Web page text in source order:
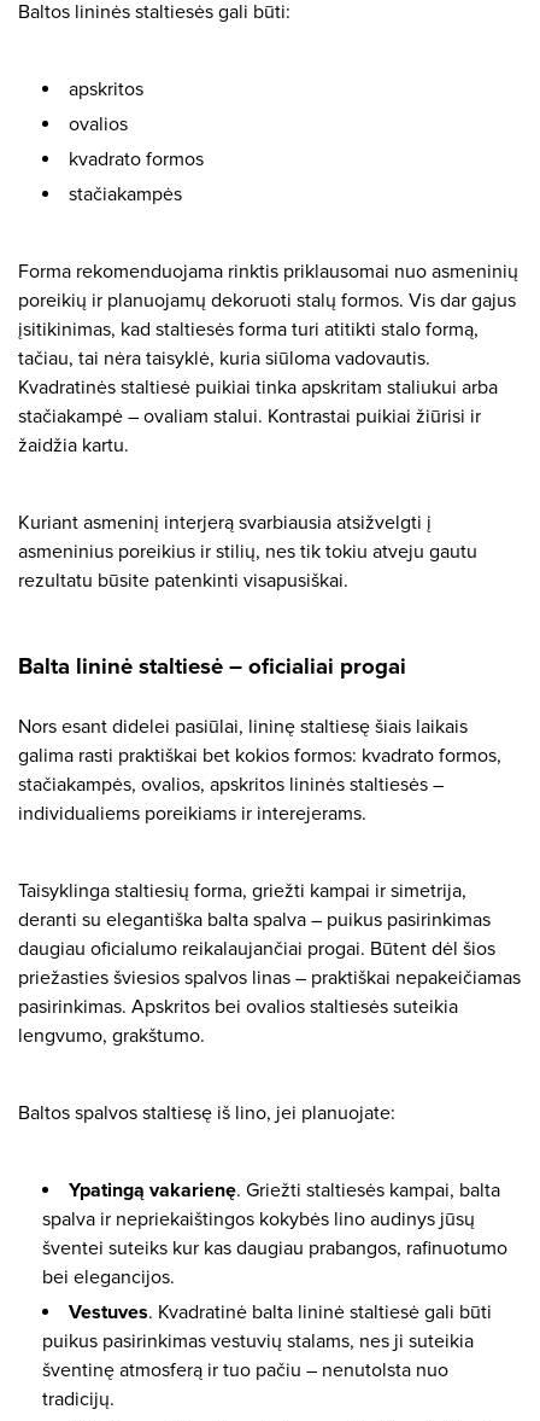
Baltos lininės staltiesės gali būti:
apskritos
ovalios
kvadrato formos
stačiakampės
Forma rekomenduojama rinktis priklausomai nuo asmeninių
poreikių ir planuojamų dekoruoti stalų formos. Vis dar gajus
įsitikinimas, kad staltiesės forma turi atitikti stalo formą,
tačiau, tai nėra taisyklė, kuria siūloma vadovautis.
Kvadratinės staltiesė puikiai tinka apskritam staliukui arba
stačiakampė – ovaliam stalui. Kontrastai puikiai žiūrisi ir
žaidžia kartu.
Kuriant asmeninį interjerą svarbiausia atsižvelgti į
asmeninius poreikius ir stilių, nes tik tokiu atveju gautu
rezultatu būsite patenkinti visapusiškai.
Balta lininė staltiesė – oficialiai progai
Nors esant didelei pasiūlai, lininę staltiesę šiais laikais
galima rasti praktiškai bet kokios formos: kvadrato formos,
stačiakampės, ovalios, apskritos lininės staltiesės –
individualiems poreikiams ir interejerams.
Taisyklinga staltiesių forma, griežti kampai ir simetrija,
deranti su elegantiška balta spalva – puikus pasirinkimas
daugiau oficialumo reikalaujančiai progai. Būtent dėl ​​šios
priežasties šviesios spalvos linas – praktiškai nepakeičiamas
pasirinkimas. Apskritos bei ovalios staltiesės suteikia
lengvumo, grakštumo.
Baltos spalvos staltiesę iš lino, jei planuojate:
Ypatingą vakarienę. Griežti staltiesės kampai, balta
spalva ir nepriekaištingos kokybės lino audinys jūsų
šventei suteiks kur kas daugiau prabangos, rafinuotumo
bei elegancijos.
Vestuves. Kvadratinė balta lininė staltiesė gali būti
puikus pasirinkimas vestuvių stalams, nes ji suteikia
šventinę atmosferą ir tuo pačiu – nenutolsta nuo
tradicijų.